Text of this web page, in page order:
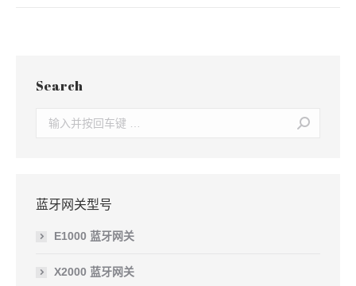
Search
Search:
蓝牙网关型号
E1000 蓝牙网关
X2000 蓝牙网关